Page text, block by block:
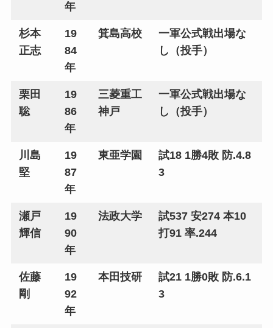
年
杉本
正志
19
84
年
箕島高校
一軍公式戦出場な
し（投手）
栗田
聡
19
86
年
三菱重工
神戸
一軍公式戦出場な
し（投手）
川島
堅
19
87
年
東亜学園
試18 1勝4敗 防.4.8
3
瀬戸
輝信
19
90
年
法政大学
試537 安274 本10
打91 率.244
佐藤
剛
19
92
年
本田技研
試21 1勝0敗 防.6.1
3